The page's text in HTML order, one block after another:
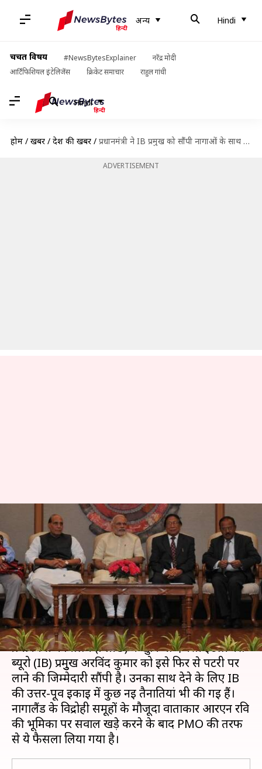
अन्य Hindi
चर्चित विषय #NewsBytesExplainer
नरेंद्र मोदी
आर्टिफिशियल इंटेलिजेंस
क्रिकेट समाचार राहुल गांधी
Hindi
होम / खबरें / देश की खबरें / प्रधानमंत्री ने IB प्रमुख को सौंपी नागाओं के साथ वार्ता को पटरी पर लाने की जिम्मेदारी
ADVERTISEMENT
प्रधानमंत्री ने IB प्रमुख को सौंपी नागाओं
के साथ वार्ता को पटरी पर लाने की
जिम्मेदारी
लेखन मुकुल तोमर Aug 18, 2020 10:16 am
क्या है खबर?
नागा शांति वार्ता में गतिरोध पर चिंता व्यक्त करते हुए
प्रधानमंत्री कार्यालय (PMO) ने खुफिया एजेंसी इंटेलीजेंस
ब्यूरो (IB) प्रमुुख अरविंद कुमार को इसे फिर से पटरी पर
लाने की जिम्मेदारी सौंपी है। उनका साथ देने के लिए IB
की उत्तर-पूर्व इकाई में कुछ नई तैनातियां भी की गई हैं।
नागालैंड के विद्रोही समूहों के मौजूदा वार्ताकार आरएन रवि
की भूमिका पर सवाल खड़े करने के बाद PMO की तरफ